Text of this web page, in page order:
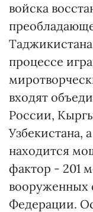
войска
процессе
входят
России,
Узбекистана,
находится
фактор - 201
вооруженных
Федерации.